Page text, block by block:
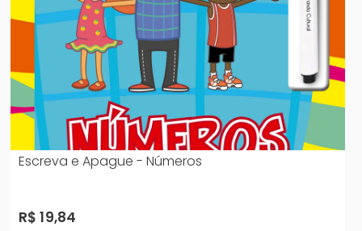
Escreva e Apague - Números
R$ 19,84